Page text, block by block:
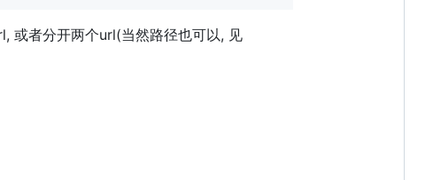
或者分开两个url(当然路径也可以, 见